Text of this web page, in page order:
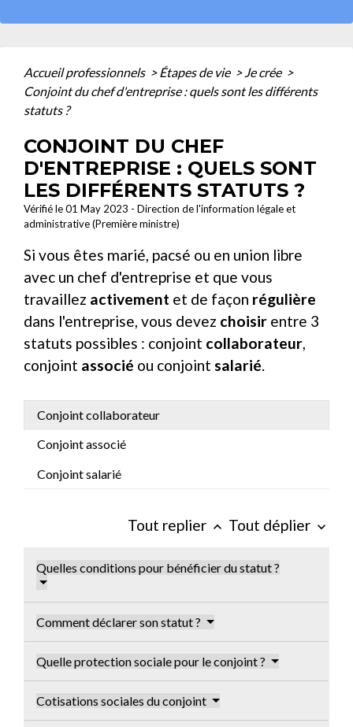
Accueil professionnels > Étapes de vie > Je crée >
Conjoint du chef d'entreprise : quels sont les différents
statuts ?
CONJOINT DU CHEF
D'ENTREPRISE : QUELS SONT
LES DIFFÉRENTS STATUTS ?
Vérifié le 01 May 2023 - Direction de l'information légale et
administrative (Première ministre)
Si vous êtes marié, pacsé ou en union libre
avec un chef d'entreprise et que vous
travaillez activement et de façon régulière
dans l'entreprise, vous devez choisir entre 3
statuts possibles : conjoint collaborateur,
conjoint associé ou conjoint salarié.
Conjoint collaborateur
Conjoint associé
Conjoint salarié
Tout replier keyboard_arrow_up Tout déplier keyboard_arrow_down
Quelles conditions pour bénéficier du statut ?
Comment déclarer son statut ?
Quelle protection sociale pour le conjoint ?
Cotisations sociales du conjoint